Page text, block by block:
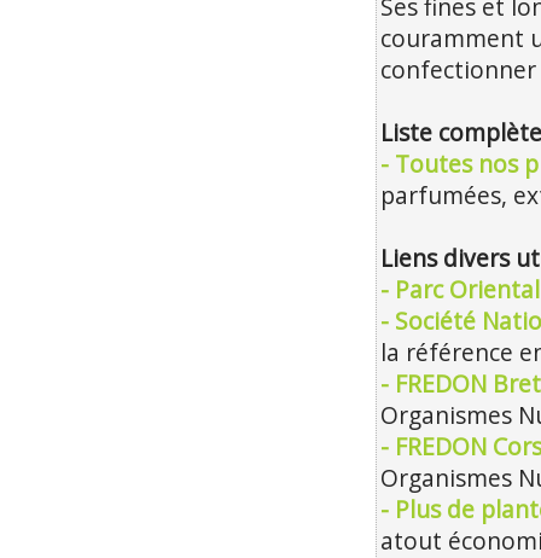
Ses fines et
couramment
Liste
- Toutes nos
parfumées,
Liens divers
- Parc
- Société
la référence
- FREDON
Organismes
- FREDON
Organismes
- Plus de
atout